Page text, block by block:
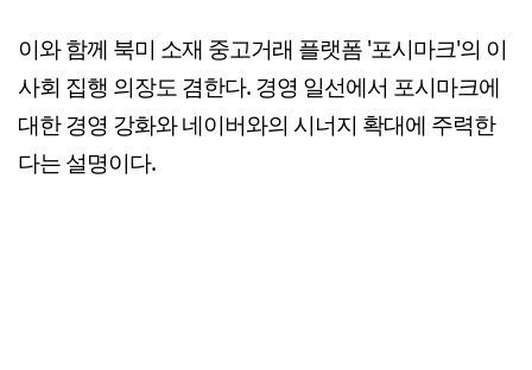
이와 함께 북미 소재 중고거래 플랫폼 '포시마크'의 이
사회 집행 의장도 겸한다. 경영 일선에서 포시마크에
대한 경영 강화와 네이버와의 시너지 확대에 주력한
다는 설명이다.